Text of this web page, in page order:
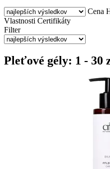
Cena
Vlastnosti Certifikáty
Filter
Pleťové gély: 1 - 30